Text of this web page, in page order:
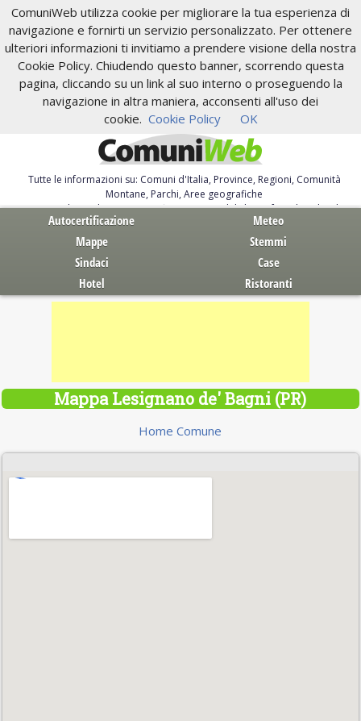
ComuniWeb utilizza cookie per migliorare la tua esperienza di
navigazione e fornirti un servizio personalizzato. Per ottenere
ulteriori informazioni ti invitiamo a prendere visione della nostra
Cookie Policy. Chiudendo questo banner, scorrendo questa
pagina, cliccando su un link al suo interno o proseguendo la
navigazione in altra maniera, acconsenti all'uso dei
cookie. Cookie Policy OK
Tutte le informazioni su: Comuni d'Italia, Province, Regioni, Comunità
Montane, Parchi, Aree geografiche
Servizi al Cittadino. Autocertificazione, moduli, leggi, free download
Autocertificazione
Meteo
Mappe
Stemmi
Sindaci
Case
Hotel
Ristoranti
Mappa Lesignano de' Bagni (PR)
Home Comune